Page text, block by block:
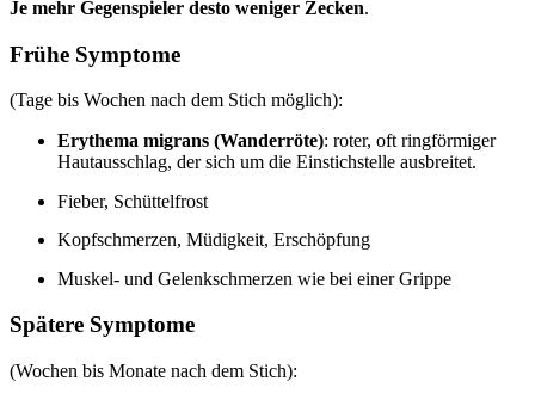
Je mehr Gegenspieler desto weniger Zecken.
Frühe Symptome
(Tage bis Wochen nach dem Stich möglich):
Erythema migrans (Wanderröte): roter, oft ringförmiger
Hautausschlag, der sich um die Einstichstelle ausbreitet.
Fieber, Schüttelfrost
Kopfschmerzen, Müdigkeit, Erschöpfung
Muskel- und Gelenkschmerzen wie bei einer Grippe
Spätere Symptome
(Wochen bis Monate nach dem Stich):